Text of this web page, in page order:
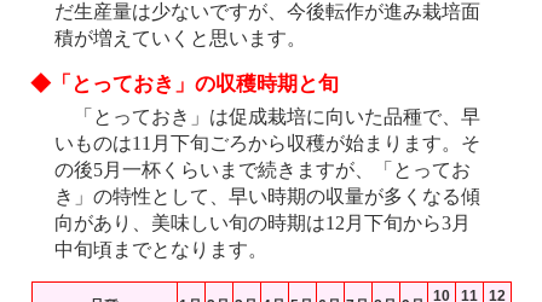
だ生産量は少ないですが、今後転作が進み栽培面
積が増えていくと思います。
◆「とっておき」の収穫時期と旬
「とっておき」は促成栽培に向いた品種で、早
いものは11月下旬ごろから収穫が始まります。そ
の後5月一杯くらいまで続きますが、「とってお
き」の特性として、早い時期の収量が多くなる傾
向があり、美味しい旬の時期は12月下旬から3月
中旬頃までとなります。
10
11
12